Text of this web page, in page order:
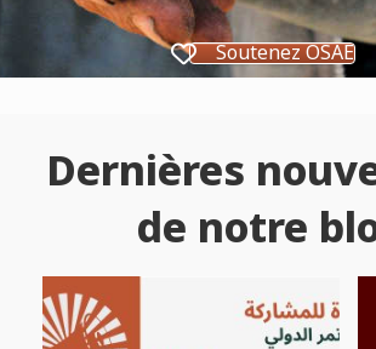
Soutenez OSAE
Dernières
de notre